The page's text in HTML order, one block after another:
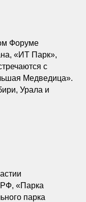
Форуме
«ИТ Парк»,
с
Медведица».
Урала и
«Парка
парка